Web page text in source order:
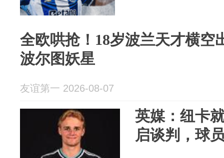
全欧哄抢！18岁波兰天才横空
波尔图妖星
友谊第一 2026-08-07
英媒：纽卡
启谈判，球